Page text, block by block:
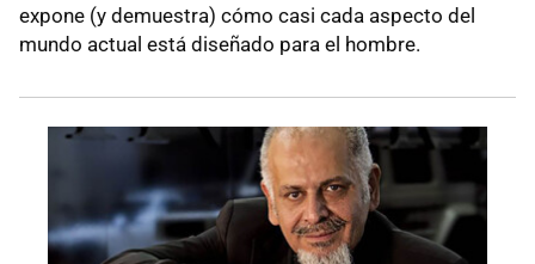
expone (y demuestra) cómo casi cada aspecto del
mundo actual está diseñado para el hombre.